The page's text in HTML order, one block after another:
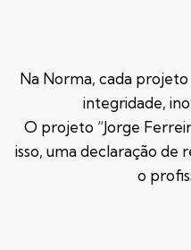
Na Norma, cada
integridade,
O projeto “Jorge
isso, uma declaração de
o